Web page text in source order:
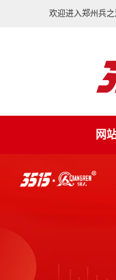
欢迎进入郑州兵之
网